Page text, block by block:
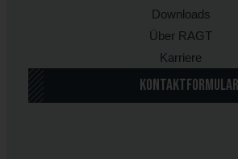
Downloads
Über RAGT
Karriere
KONTAKTFORMULAR